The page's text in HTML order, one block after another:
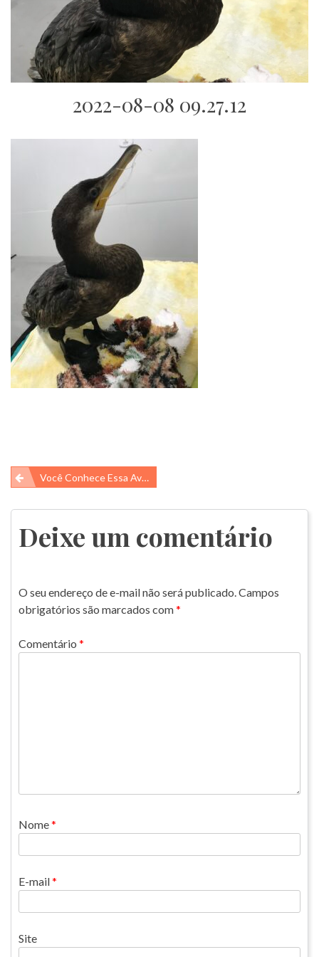
2022-08-08 09.27.12
Navegação
de
Post
Você Conhece Essa Ave Chamada Biguá?
Deixe um comentário
O seu endereço de e-mail não será publicado.Campos
obrigatórios são marcados com*
Comentário *
Nome*
E-mail*
Site